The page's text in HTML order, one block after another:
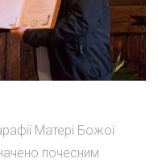
Матері Божої
почесним